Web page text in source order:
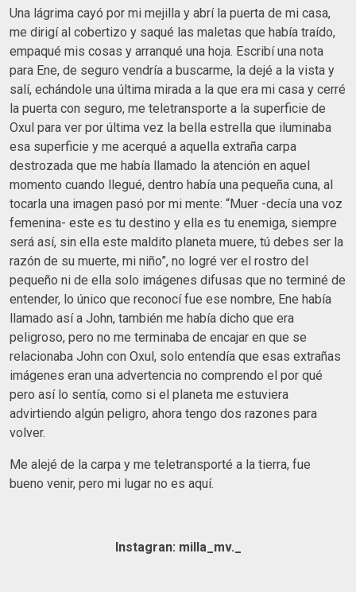
Una lágrima cayó por mi mejilla y abrí la puerta de mi casa,
me dirigí al cobertizo y saqué las maletas que había traído,
empaqué mis cosas y arranqué una hoja. Escribí una nota
para Ene, de seguro vendría a buscarme, la dejé a la vista y
salí, echándole una última mirada a la que era mi casa y cerré
la puerta con seguro, me teletransporte a la superficie de
Oxul para ver por última vez la bella estrella que iluminaba
esa superficie y me acerqué a aquella extraña carpa
destrozada que me había llamado la atención en aquel
momento cuando llegué, dentro había una pequeña cuna, al
tocarla una imagen pasó por mi mente: “Muer -decía una voz
femenina- este es tu destino y ella es tu enemiga, siempre
será así, sin ella este maldito planeta muere, tú debes ser la
razón de su muerte, mi niño”, no logré ver el rostro del
pequeño ni de ella solo imágenes difusas que no terminé de
entender, lo único que reconocí fue ese nombre, Ene había
llamado así a John, también me había dicho que era
peligroso, pero no me terminaba de encajar en que se
relacionaba John con Oxul, solo entendía que esas extrañas
imágenes eran una advertencia no comprendo el por qué
pero así lo sentía, como si el planeta me estuviera
advirtiendo algún peligro, ahora tengo dos razones para
volver.
Me alejé de la carpa y me teletransporté a la tierra, fue
bueno venir, pero mi lugar no es aquí.
Instagran: milla_mv._